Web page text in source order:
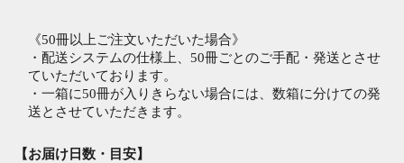
《50冊以上ご注文いただいた場合》
・配送システムの仕様上、50冊ごとのご手配・発送とさせ
ていただいております。
・一箱に50冊が入りきらない場合には、数箱に分けての発
送とさせていただきます。
【お届け日数・目安】